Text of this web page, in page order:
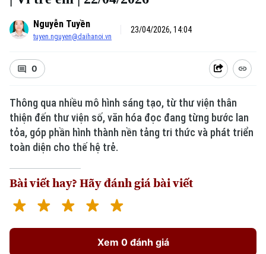
Xu hướng
Nguyễn Tuyền
tuyen.nguyen@daihanoi.vn
23/04/2026, 14:04
0
Thông qua nhiều mô hình sáng tạo, từ thư viện thân
thiện đến thư viện số, văn hóa đọc đang từng bước lan
tỏa, góp phần hình thành nền tảng tri thức và phát triển
toàn diện cho thế hệ trẻ.
Bài viết hay? Hãy đánh giá bài viết
Xem 0 đánh giá